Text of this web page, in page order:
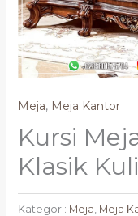
Meja, Meja Kantor
Kursi
Klasik
Kategori: Meja Meja